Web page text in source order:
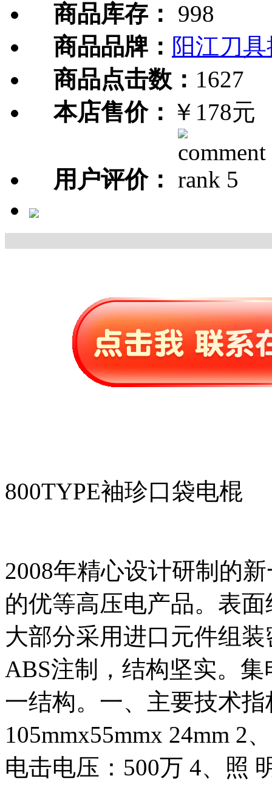
商品库存：
998
商品品牌： 阳江刀
商品点击数： 1627
本店售价： ￥178元
用户评价：
800TYPE袖珍口袋电棍
2008年精心设计研制的
的优等高压电产品。表
大部分采用进口元件组
ABS注制，结构坚实。
一结构。一、主要技术
105mmx55mmx 24mm 2
电击电压：500万 4、照